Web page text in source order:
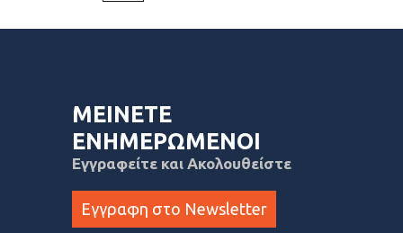
ΜΕΙΝΕΤΕ
ΕΝΗΜΕΡΩΜΕΝΟΙ
Εγγραφείτε και Ακολουθείστε
Εγγραφη στο Newsletter